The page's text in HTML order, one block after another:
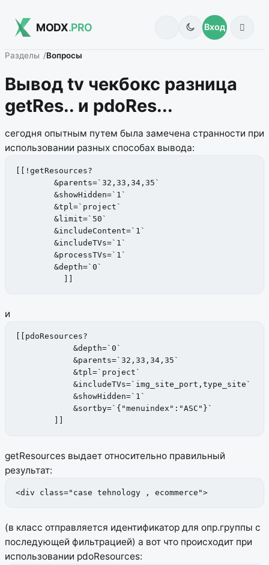
MODX.PRO Вход
Разделы Вопросы
Вывод tv чекбокс разница
getRes.. и pdoRes...
сегодня опытным путем была замечена странности при
использовании разных способах вывода:
[[!getResources?
        &parents=`32,33,34,35`
        &showHidden=`1`
        &tpl=`project`
        &limit=`50`
        &includeContent=`1`
        &includeTVs=`1`
        &processTVs=`1`
        &depth=`0`
и
[[pdoResources?
            &depth=`0`
            &parents=`32,33,34,35`
            &tpl=`project`
            &includeTVs=`img_site_port,type_site`
            &showHidden=`1`
            &sortby=`{"menuindex":"ASC"}`
getResources выдает относительно правильный
результат:
<div class="case tehnology , ecommerce">
(в класс отправляется идентификатор для опр.группы с
последующей фильтрацией) а вот что происходит при
использовании pdoResources: